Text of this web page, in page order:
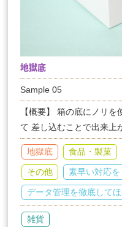
地獄底
Sample 05
【概要】 箱の底にノリ
て 差し込むことで出来上
地獄底 食品・製菓
その他 素早い対応
データ管理を徹底して
雑貨